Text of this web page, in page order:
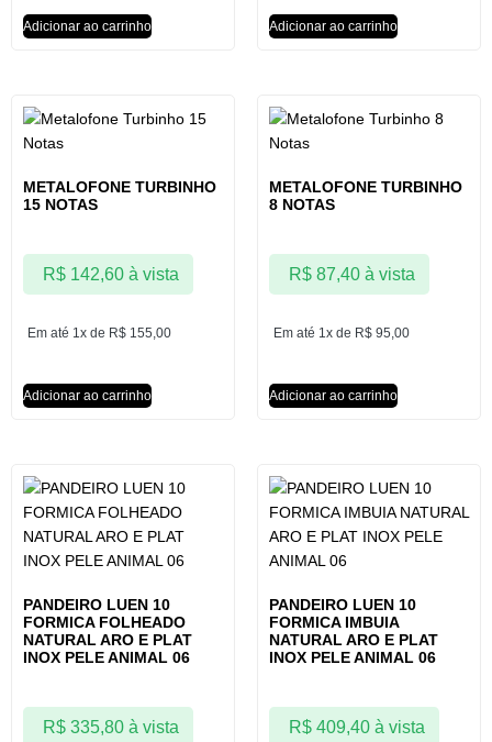
Adicionar ao carrinho Adicionar ao carrinho
METALOFONE TURBINHO
15 NOTAS
Em até 1x de R$ 155,00
R$142,60 à vista
Adicionar ao carrinho
METALOFONE TURBINHO
8 NOTAS
Em até 1x de R$ 95,00
R$87,40 à vista
Adicionar ao carrinho
PANDEIRO LUEN 10
FORMICA FOLHEADO
NATURAL ARO E PLAT
INOX PELE ANIMAL 06
R$335,80 à vista
PANDEIRO LUEN 10
FORMICA IMBUIA
NATURAL ARO E PLAT
INOX PELE ANIMAL 06
R$409,40 à vista